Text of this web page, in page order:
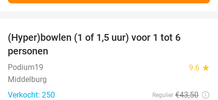
(Hyper)bowlen (1 of 1,5 uur) voor 1 tot 6
personen
Podium19 9.6 star
Middelburg
Verkocht: 250
Regulier €43,50